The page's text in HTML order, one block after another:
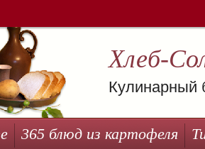
Хлеб-
Кулинарный
365 блюд из картофеля